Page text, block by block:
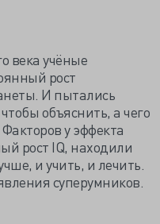
века учёные
рост
И пытались
объяснить, а чего
у эффекта
рост IQ, находили
и учить, и лечить.
суперумников.